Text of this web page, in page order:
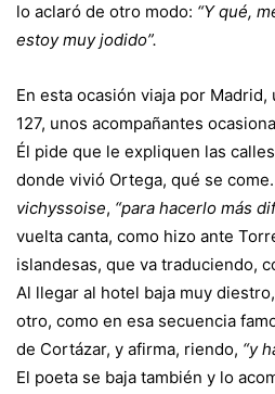
lo aclaró de otro modo: “Y qué,
estoy muy jodido”.
En esta ocasión viaja por
127, unos acompañantes
Él pide que le expliquen las
donde vivió Ortega, qué se
vichyssoise, “para hacerlo más
vuelta canta, como hizo ante
islandesas, que va traduciendo,
Al llegar al hotel baja muy
otro, como en esa secuencia
de Cortázar, y afirma, riendo, “y
El poeta se baja también y lo